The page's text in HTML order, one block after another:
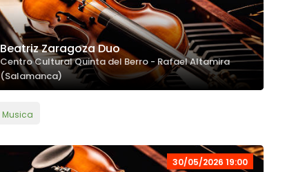
Beatriz Zaragoza Duo
Centro Cultural Quinta del Berro - Rafael Altamira
(Salamanca)
Musica
30/05/2026 19:00